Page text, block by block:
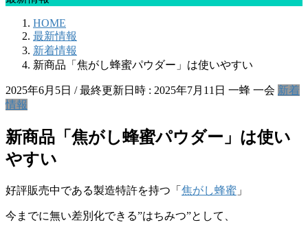
HOME
最新情報
新着情報
新商品「焦がし蜂蜜パウダー」は使いやすい
2025年6月5日 / 最終更新日時 : 2025年7月11日 一蜂 一会 新着
情報
新商品「焦がし蜂蜜パウダー」は使い
やすい
好評販売中である製造特許を持つ「 焦がし蜂蜜 」
今までに無い差別化できる”はちみつ”として、